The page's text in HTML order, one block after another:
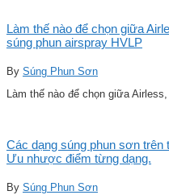
Làm thế nào để chọn giữa
súng phun airspray HVLP
By Súng Phun Sơn
Làm thế nào để chọn giữa Airless,
Các dạng súng phun sơn trên
Ưu nhược điểm từng dạng.
By Súng Phun Sơn